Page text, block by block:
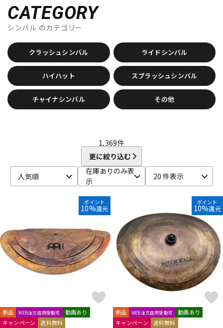
キーボード
管楽器 その他楽器
アンプ エフェクター
DTM オンライン納品 レコーディング機器
配信/ライブ機器
中古 ヴィンテージ
Brady
BRITISH DRUM Brush Fire
C-D
CANOPUS COO design
CYMBAG
CYMPAD Daiking Corporation
DANMAR
DDEQ Drum Device Equipment
ddrum
Dragonfly Percussion
DRUM CLIP
Drum Dial Drum Gym
Drummers Base
Drummer's Grip
DRUMMERS TOP TEAM Dunnett dw
E-G
ECO MUSIC Ellis Cymbal ELLIS ISLAND emjmod
Grover Pro Percussion
HARD CASE HUDSON MUSIC
Ikebe Original
Inami Custom Drums
INDe
Innovative Percussion
Istanbul
Istanbul／Agop
Istanbul／Mehmet
JOHNNY RABB DRUMSTICKS
KC
KEPLINGER DRUMS Kick Block
Kikutani
L-N
LERNI LOS CABOS LP Ludwig MAPEX
Masterwork
MATT BETTIS
MAXTONE MEDELI MEINL MONO
M's
MUSIC NOMAD
MUSIC WORKS NATAL
Negi Drums
Nord（CLAVIA）
OCDP OFFWORLD Percussion ONETONE
oruga
Overtone Labs
Pad Corporation
PAiSTe
CATEGORY
シンバル のカテゴリー
クラッシュシンバル ライドシンバル
ハイハット スプラッシュシンバル
チャイナシンバル その他
1,369件
更に絞り込む
人気順
在庫ありのみ表
示
20 件表示
ポイント
10%還元
新品 WEB注文店頭受取可
動画あり
キャンペーン
送料無料
ポイント
10%還元
新品 WEB注文店頭受取可
動画あり
キャンペーン
送料無料